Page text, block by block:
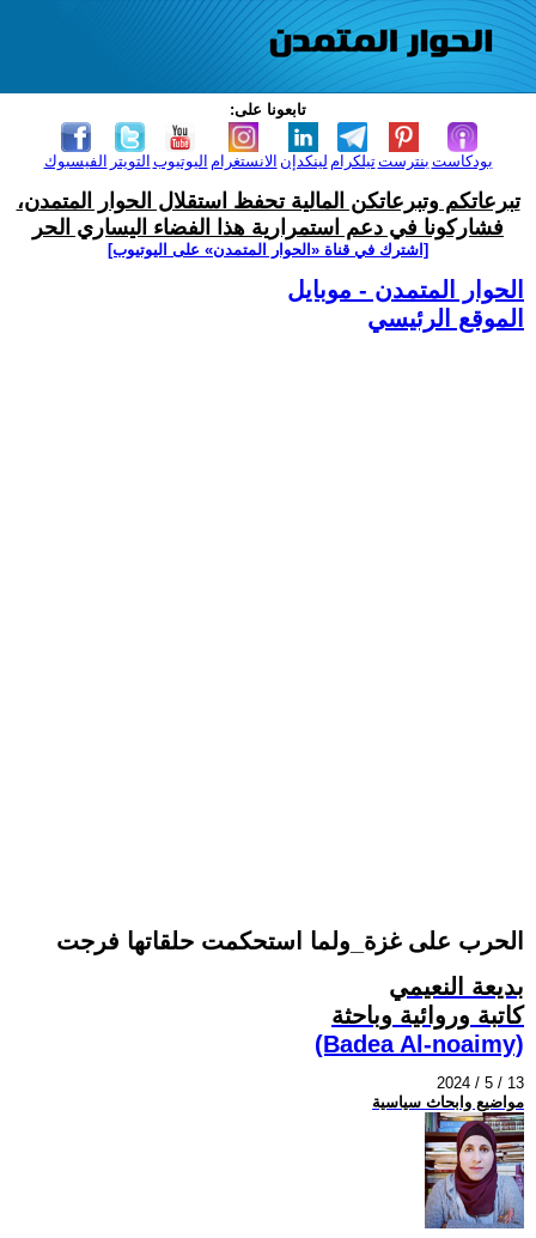
تابعونا على:
الفيسبوك التويتر اليوتيوب الانستغرام لينكدإن تيلكرامبنترست بودكاست
تبرعاتكم وتبرعاتكن المالية تحفظ استقلال الحوار المتمدن،
فشاركونا في دعم استمرارية هذا الفضاء اليساري الحر
[اشترك في قناة ‫«الحوار المتمدن» على اليوتيوب]
الحوار المتمدن - موبايل
الموقع الرئيسي
الحرب على غزة_ولما استحكمت حلقاتها فرجت
بديعة النعيمي
كاتبة وروائية وباحثة
(Badea Al-noaimy)
2024 / 5 / 13
مواضيع وابحاث سياسية